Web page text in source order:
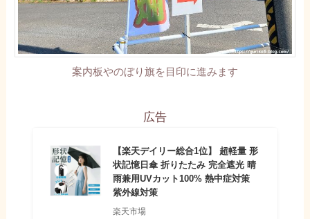
案内板やのぼり旗を目印に進みます
広告
【楽天デイリー総合1位】 超軽量 形
状記憶日傘 折りたたみ 完全遮光 晴
雨兼用UVカット100% 熱中症対策
紫外線対策
楽天市場